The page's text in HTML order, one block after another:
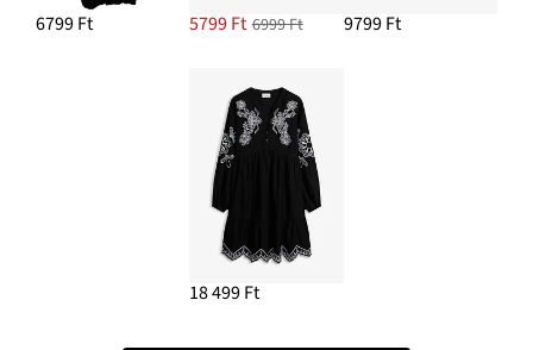
6799 Ft 5799 Ft 6999 Ft 9799 Ft
18 499 Ft